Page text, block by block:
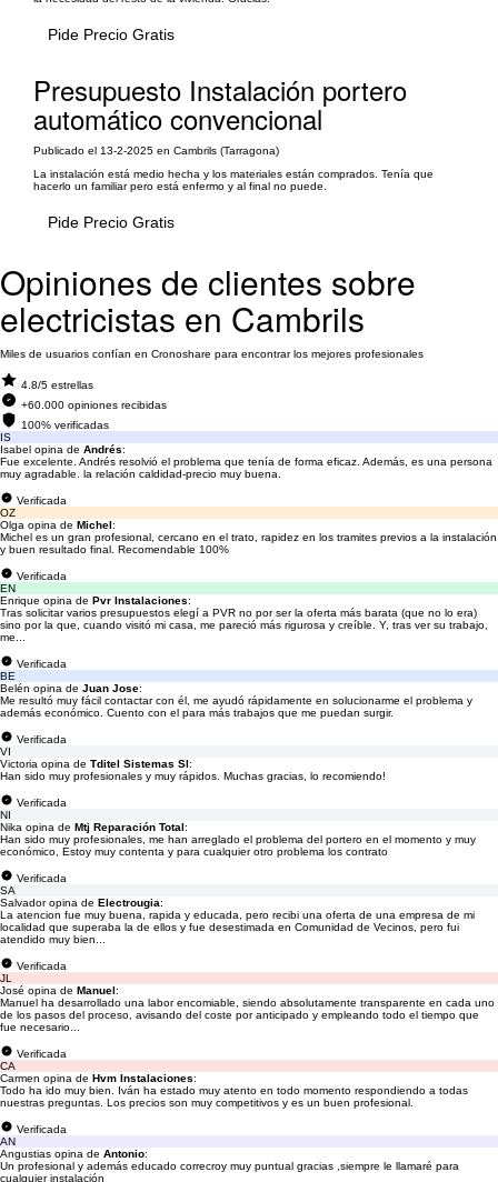
Pide Precio Gratis
Presupuesto Instalación portero
automático convencional
Publicado el 13-2-2025 en Cambrils (Tarragona)
La instalación está medio hecha y los materiales están comprados. Tenía que
hacerlo un familiar pero está enfermo y al final no puede.
Pide Precio Gratis
Opiniones de clientes sobre
electricistas en Cambrils
Miles de usuarios confían en Cronoshare para encontrar los mejores profesionales
4.8/5 estrellas
+60.000 opiniones recibidas
100% verificadas
IS
Isabel opina de Andrés:
Fue excelente. Andrés resolvió el problema que tenía de forma eficaz. Además, es una persona
muy agradable. la relación caldidad-precio muy buena.
Verificada
OZ
Olga opina de Michel:
Michel es un gran profesional, cercano en el trato, rapidez en los tramites previos a la instalación
y buen resultado final. Recomendable 100%
Verificada
EN
Enrique opina de Pvr Instalaciones:
Tras solicitar varios presupuestos elegí a PVR no por ser la oferta más barata (que no lo era)
sino por la que, cuando visitó mi casa, me pareció más rigurosa y creíble. Y, tras ver su trabajo,
me...
Verificada
BE
Belén opina de Juan Jose:
Me resultó muy fácil contactar con él, me ayudó rápidamente en solucionarme el problema y
además económico. Cuento con el para más trabajos que me puedan surgir.
Verificada
VI
Victoria opina de Tditel Sistemas Sl:
Han sido muy profesionales y muy rápidos. Muchas gracias, lo recomiendo!
Verificada
NI
Nika opina de Mtj Reparación Total:
Han sido muy profesionales, me han arreglado el problema del portero en el momento y muy
económico, Estoy muy contenta y para cualquier otro problema los contrato
Verificada
SA
Salvador opina de Electrougia:
La atencion fue muy buena, rapida y educada, pero recibi una oferta de una empresa de mi
localidad que superaba la de ellos y fue desestimada en Comunidad de Vecinos, pero fui
atendido muy bien...
Verificada
JL
José opina de Manuel:
Manuel ha desarrollado una labor encomiable, siendo absolutamente transparente en cada uno
de los pasos del proceso, avisando del coste por anticipado y empleando todo el tiempo que
fue necesario...
Verificada
CA
Carmen opina de Hvm Instalaciones:
Todo ha ido muy bien. Iván ha estado muy atento en todo momento respondiendo a todas
nuestras preguntas. Los precios son muy competitivos y es un buen profesional.
Verificada
AN
Angustias opina de Antonio:
Un profesional y además educado correcroy muy puntual gracias ,siempre le llamaré para
cualquier instalación